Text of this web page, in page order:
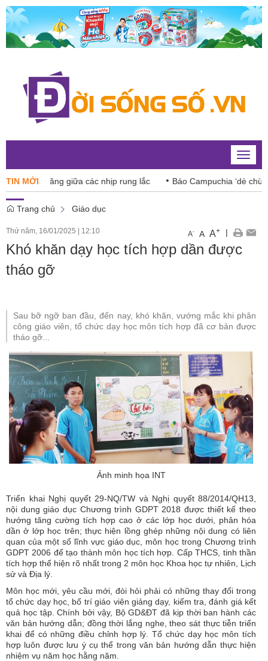
Toggle
TIN MỚI
Index tăng giữa các nhịp rung lắc Báo Campuchia ‘dè chừng’
Trang chủ Giáo dục
Thứ năm, 16/01/2025 | 12:10 A- A A+ |
Khó khăn dạy học tích hợp dần được
tháo gỡ
Sau bỡ ngỡ ban đầu, đến nay, khó khăn, vướng mắc khi phân
công giáo viên, tổ chức dạy học môn tích hợp đã cơ bản được
tháo gỡ...
Ảnh minh họa INT
Triển khai Nghị quyết 29-NQ/TW và Nghị quyết 88/2014/QH13,
nội dung giáo dục Chương trình GDPT 2018 được thiết kế theo
hướng tăng cường tích hợp cao ở các lớp học dưới, phân hóa
dần ở lớp học trên; thực hiện lồng ghép những nội dung có liên
quan của một số lĩnh vực giáo dục, môn học trong Chương trình
GDPT 2006 để tạo thành môn học tích hợp. Cấp THCS, tinh thần
tích hợp thể hiện rõ nhất trong 2 môn học Khoa học tự nhiên, Lịch
sử và Địa lý.
Môn học mới, yêu cầu mới, đòi hỏi phải có những thay đổi trong
tổ chức dạy học, bố trí giáo viên giảng dạy, kiểm tra, đánh giá kết
quả học tập. Chính bởi vậy, Bộ GD&ĐT đã kịp thời ban hành các
văn bản hướng dẫn; đồng thời lắng nghe, theo sát thực tiễn triển
khai để có những điều chỉnh hợp lý. Tổ chức dạy học môn tích
hợp luôn được lưu ý cụ thể trong văn bản hướng dẫn thực hiện
nhiệm vụ năm học hằng năm.